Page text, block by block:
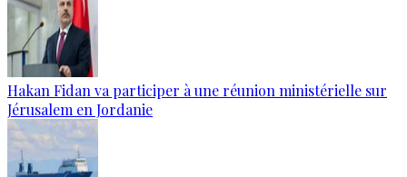
Hakan Fidan va participer à une réunion ministérielle sur
Jérusalem en Jordanie